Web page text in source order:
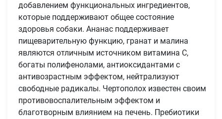
добавлением функциональных ингредиентов,
которые поддерживают общее состояние
здоровья собаки. Ананас поддерживает
пищеварительную функцию, гранат и малина
являются отличным источником витамина С,
богаты полифенолами, антиоксидантами с
антивозрастным эффектом, нейтрализуют
свободные радикалы. Чертополох известен своим
противовоспалительным эффектом и
благотворным влиянием на печень. Пребиотики